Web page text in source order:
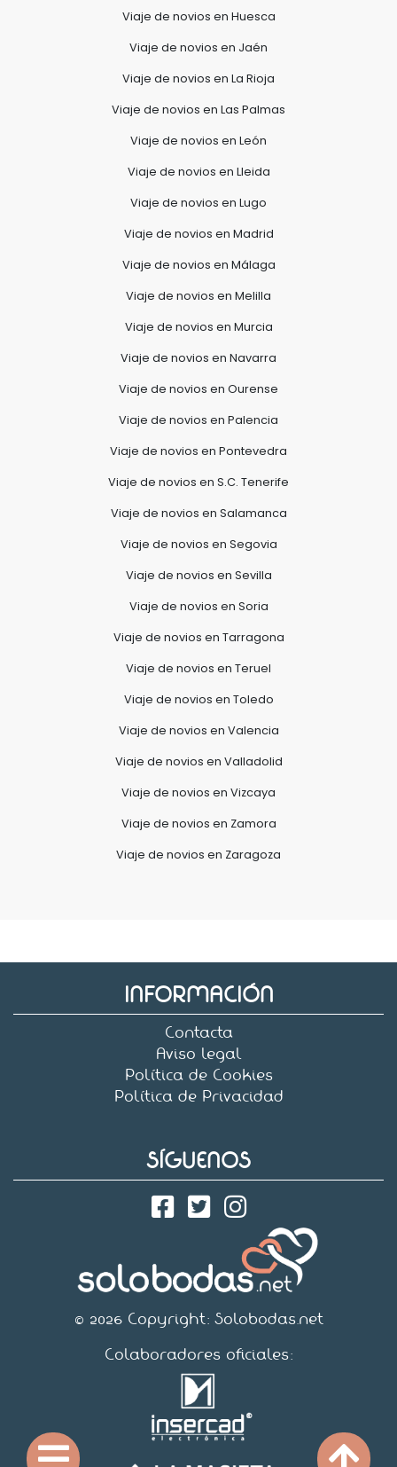
Viaje de novios en Huesca
Viaje de novios en Jaén
Viaje de novios en La Rioja
Viaje de novios en Las Palmas
Viaje de novios en León
Viaje de novios en Lleida
Viaje de novios en Lugo
Viaje de novios en Madrid
Viaje de novios en Málaga
Viaje de novios en Melilla
Viaje de novios en Murcia
Viaje de novios en Navarra
Viaje de novios en Ourense
Viaje de novios en Palencia
Viaje de novios en Pontevedra
Viaje de novios en S.C. Tenerife
Viaje de novios en Salamanca
Viaje de novios en Segovia
Viaje de novios en Sevilla
Viaje de novios en Soria
Viaje de novios en Tarragona
Viaje de novios en Teruel
Viaje de novios en Toledo
Viaje de novios en Valencia
Viaje de novios en Valladolid
Viaje de novios en Vizcaya
Viaje de novios en Zamora
Viaje de novios en Zaragoza
INFORMACIÓN
Contacta
Aviso legal
Política de Cookies
Política de Privacidad
SÍGUENOS
© 2026 Copyright: Solobodas.net
Colaboradores oficiales: